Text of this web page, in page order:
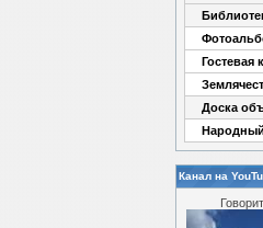
Гостевая
Доска
Канал на